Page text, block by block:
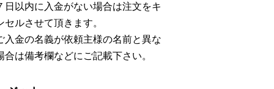
日以内に入金がない場合は注文をキ
セルさせて頂きます。
入金の名義が依頼主様の名前と異な
合は備考欄などにご記載下さい。